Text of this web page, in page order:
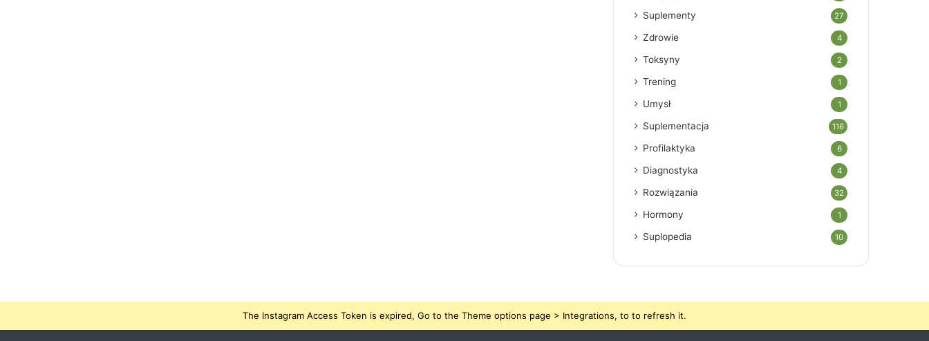
Suplementy 27
Zdrowie 4
Toksyny 2
Trening 1
Umysł 1
Suplementacja 116
Profilaktyka 6
Diagnostyka 4
Rozwiązania 32
Hormony 1
Suplopedia 10
The Instagram Access Token is expired, Go to the Theme options page > Integrations, to to refresh it.